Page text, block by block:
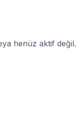
henüz aktif değil.